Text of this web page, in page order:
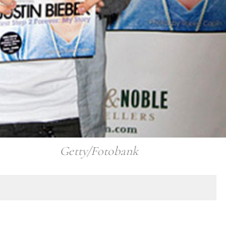
Getty/Fotobank